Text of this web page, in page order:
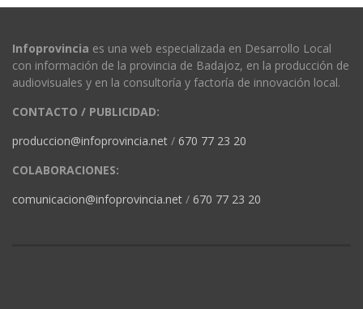
Infoprovincia es una web especializada en Desarrollo Local
con información de la provincia de Badajoz, en la producción de
audiovisuales y en la consultoría y factoría de innovación local.
CONTACTO / PUBLICIDAD:
produccion@infoprovincia.net / 670 77 23 20
COLABORACIONES:
comunicacion@infoprovincia.net / 670 77 23 20